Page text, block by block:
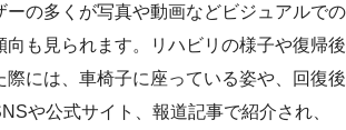
ーの多くが写真や動画などビジュアルでの
向も見られます。リハビリの様子や復帰後
際には、車椅子に座っている姿や、回復後
や公式サイト、報道記事で紹介され、